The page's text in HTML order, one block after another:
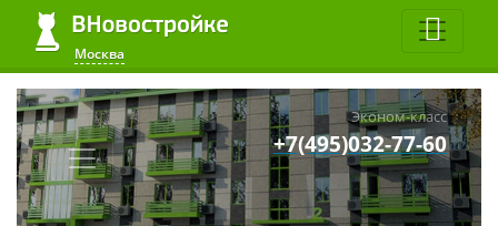
Москва
Эконом-класс
+7(495)032-77-60